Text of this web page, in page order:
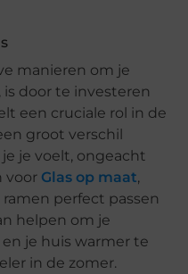
manieren om je
door te investeren
een cruciale rol in de
groot verschil
je voelt, ongeacht
voor Glas op maat,
perfect passen
helpen om je
je huis warmer te
in de zomer.